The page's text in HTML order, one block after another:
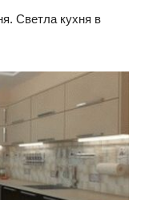
Светла кухня в